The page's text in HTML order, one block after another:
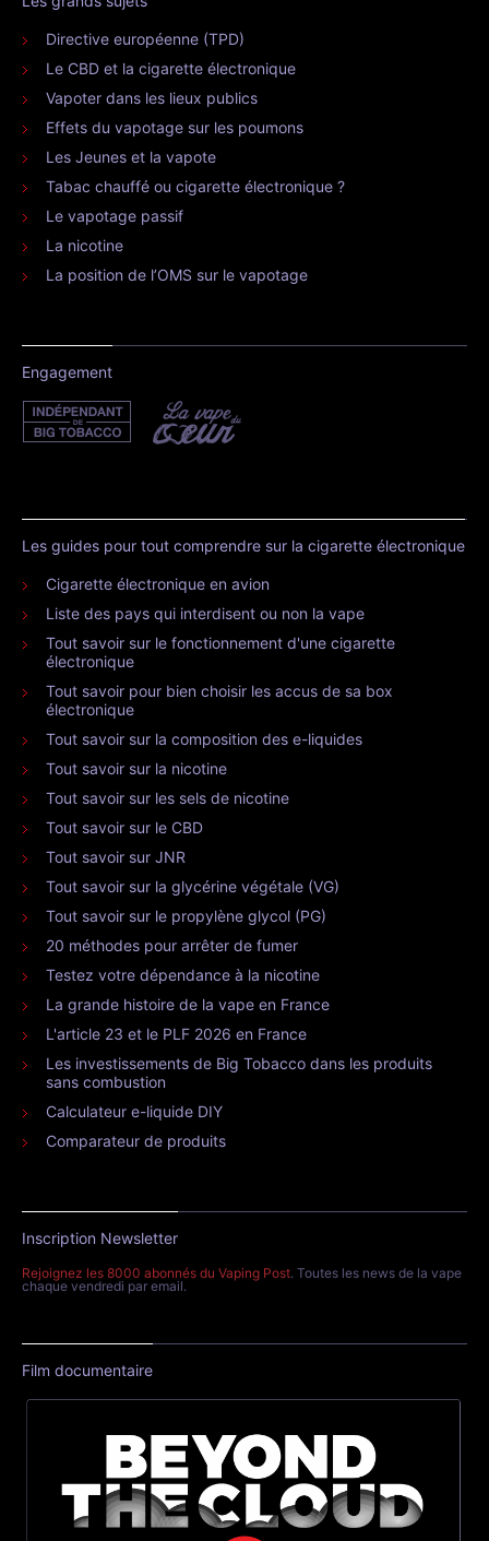
Directive européenne (TPD)
Le CBD et la cigarette électronique
Vapoter dans les lieux publics
Effets du vapotage sur les poumons
Les Jeunes et la vapote
Tabac chauffé ou cigarette électronique ?
Le vapotage passif
La nicotine
La position de l’OMS sur le vapotage
Engagement
Les guides pour tout comprendre sur la cigarette électronique
Cigarette électronique en avion
Liste des pays qui interdisent ou non la vape
Tout savoir sur le fonctionnement d'une cigarette
électronique
Tout savoir pour bien choisir les accus de sa box
électronique
Tout savoir sur la composition des e-liquides
Tout savoir sur la nicotine
Tout savoir sur les sels de nicotine
Tout savoir sur le CBD
Tout savoir sur JNR
Tout savoir sur la glycérine végétale (VG)
Tout savoir sur le propylène glycol (PG)
20 méthodes pour arrêter de fumer
Testez votre dépendance à la nicotine
La grande histoire de la vape en France
L'article 23 et le PLF 2026 en France
Les investissements de Big Tobacco dans les produits
sans combustion
Calculateur e-liquide DIY
Comparateur de produits
Inscription Newsletter
Rejoignez les 8000 abonnés du Vaping Post. Toutes les news de la vape
chaque vendredi par email.
Film documentaire